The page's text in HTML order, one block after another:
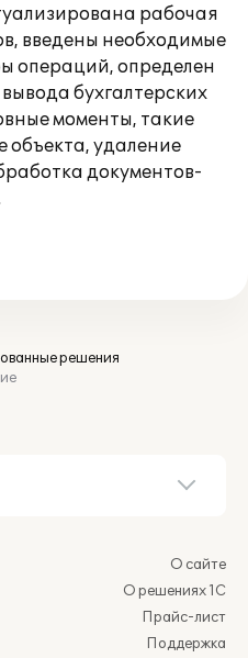
рабочая
введены необходимые
операций, определен
бухгалтерских
моменты, такие
объекта, удаление
документов-
решения
О сайте
О решениях 1С
Прайс-лист
Поддержка